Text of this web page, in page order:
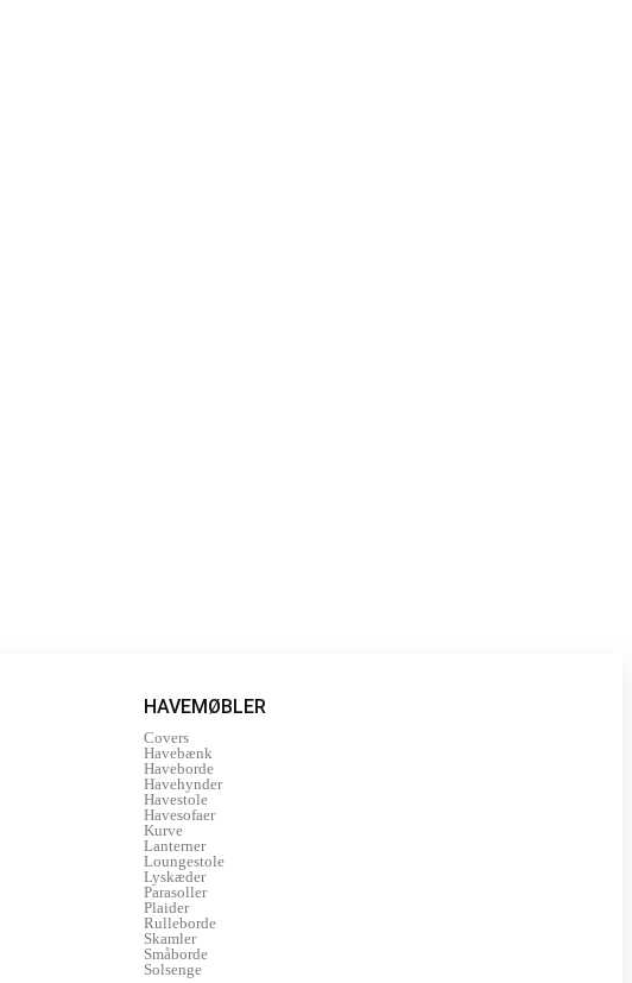
HAVEMØBLER
Covers
Havebænk
Haveborde
Havehynder
Havestole
Havesofaer
Kurve
Lanterner
Loungestole
Lyskæder
Parasoller
Plaider
Rulleborde
Skamler
Småborde
Solsenge